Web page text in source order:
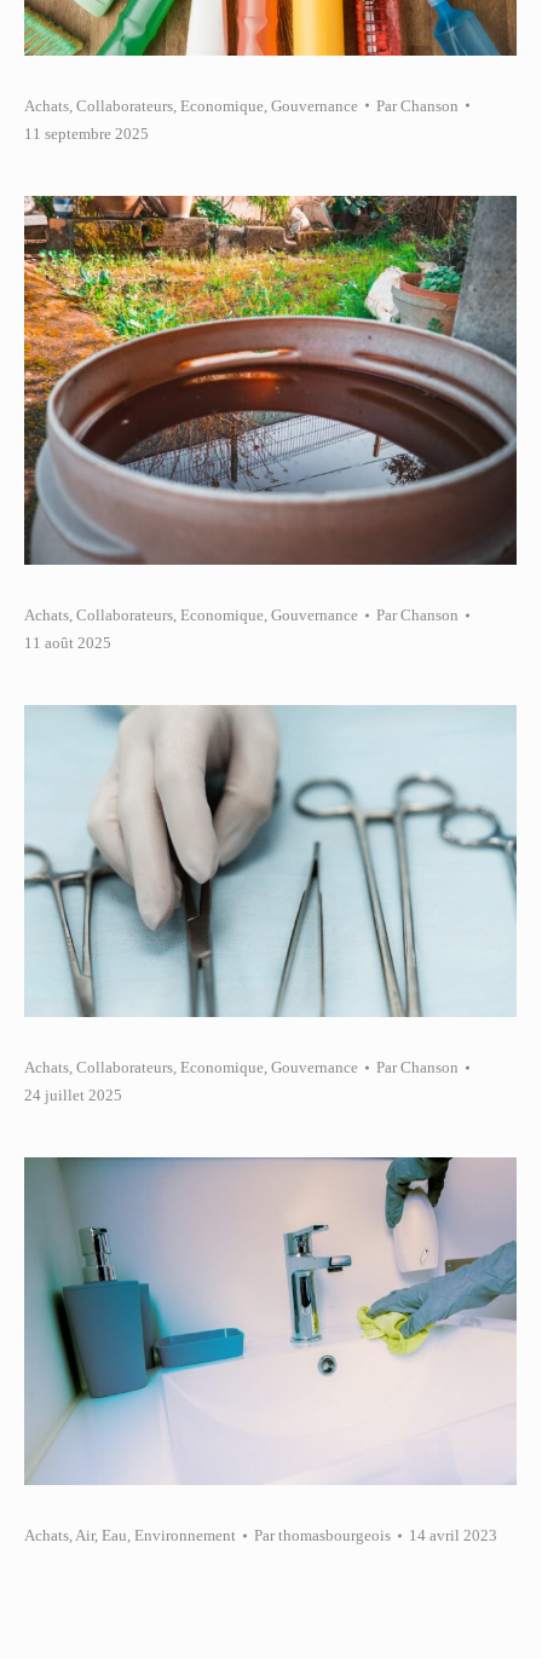
Achats Collaborateurs Economique Gouvernance ParChanson
11 septembre 2025
Achats, Collaborateurs, Economique, Gouvernance ParChanson
11 août 2025
Achats, Collaborateurs, Economique, Gouvernance ParChanson
24 juillet 2025
Achats,Air, Eau, Environnement Parthomasbourgeois 14 avril 2023